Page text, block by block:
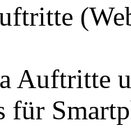
Auftritte